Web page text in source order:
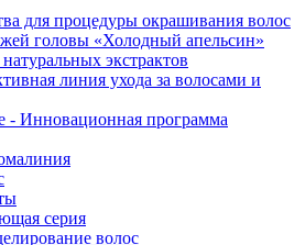
для процедуры окрашивания волос
головы «Холодный апельсин»
экстрактов
линия ухода за волосами и
- Инновационная программа
серия
волос